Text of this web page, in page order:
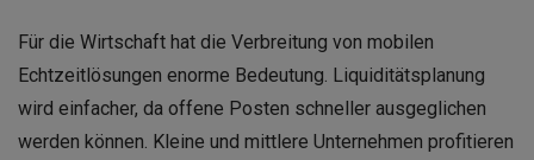
Für die Wirtschaft hat die Verbreitung von mobilen
Echtzeitlösungen enorme Bedeutung. Liquiditätsplanung
wird einfacher, da offene Posten schneller ausgeglichen
werden können. Kleine und mittlere Unternehmen profitieren